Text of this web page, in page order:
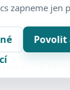
zubních
zapneme jen